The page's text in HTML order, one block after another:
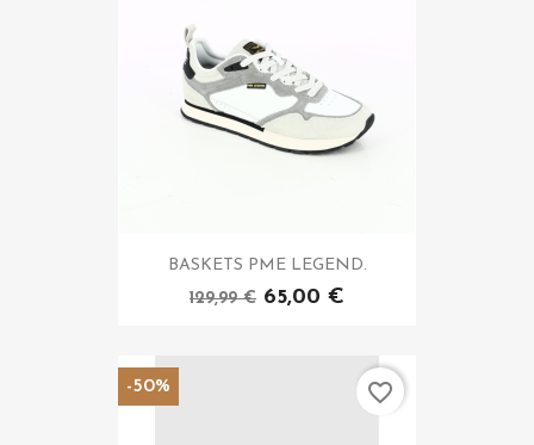
BASKETS PME LEGEND.
129,99 € 65,00 €
-50% favorite_border